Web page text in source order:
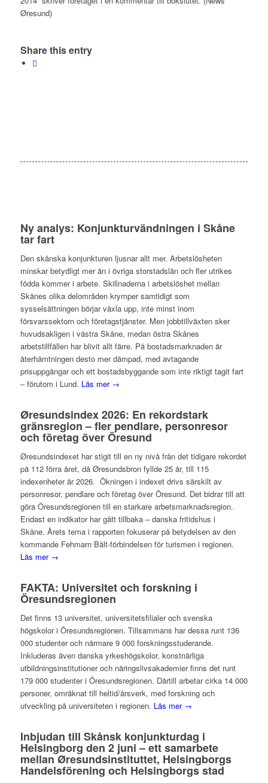
Øresund)
Share this entry
Ny analys: Konjunkturvändningen i Skåne
tar fart
Den skånska konjunkturen ljusnar allt mer. Arbetslösheten
minskar betydligt mer än i övriga storstadslän och fler utrikes
födda kommer i arbete. Skillnaderna i arbetslöshet mellan
Skånes olika delområden krymper samtidigt som
sysselsättningen börjar växla upp, inte minst inom
försvarssektorn och företagstjänster. Men jobbtillväxten sker
huvudsakligen i västra Skåne, medan östra Skånes
arbetstillfällen har blivit allt färre. På bostadsmarknaden är
återhämtningen desto mer dämpad, med avtagande
prisuppgångar och ett bostadsbyggande som inte riktigt tagit fart
– förutom i Lund. Läs mer →
Øresundsindex 2026: En rekordstark
gränsregion – fler pendlare, personresor
och företag över Öresund
Øresundsindexet har stigit till en ny nivå från det tidigare rekordet
på 112 förra året, då Øresundsbron fyllde 25 år, till 115
indexenheter år 2026. Ökningen i indexet drivs särskilt av
personresor, pendlare och företag över Öresund. Det bidrar till att
göra Öresundsregionen till en starkare arbetsmarknadsregion.
Endast en indikator har gått tillbaka – danska fritidshus i
Skåne. Årets tema i rapporten fokuserar på betydelsen av den
kommande Fehmarn Bält-förbindelsen för turismen i regionen.
Läs mer →
FAKTA: Universitet och forskning i
Öresundsregionen
Det finns 13 universitet, universitetsfilialer och svenska
högskolor i Öresundsregionen. Tillsammans har dessa runt 136
000 studenter och närmare 9 000 forskningsstuderande.
Inkluderas även danska yrkeshögskolor, konstnärliga
utbildningsinstitutioner och näringslivsakademier finns det runt
179 000 studenter i Öresundsregionen. Därtill arbetar cirka 14 000
personer, omräknat till heltid/årsverk, med forskning och
utveckling på universiteten i regionen. Läs mer →
Inbjudan till Skånsk konjunkturdag i
Helsingborg den 2 juni – ett samarbete
mellan Øresundsinstituttet, Helsingborgs
Handelsförening och Helsingborgs stad